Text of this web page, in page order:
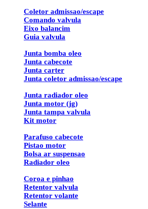
Coletor admissao/escape
Comando valvula
Eixo balancim
Guia valvula
Junta bomba oleo
Junta cabecote
Junta carter
Junta coletor admissao/escape
Junta radiador oleo
Junta motor (jg)
Junta tampa valvula
Kit motor
Parafuso cabecote
Pistao motor
Bolsa ar suspensao
Radiador oleo
Coroa e pinhao
Retentor valvula
Retentor volante
Selante